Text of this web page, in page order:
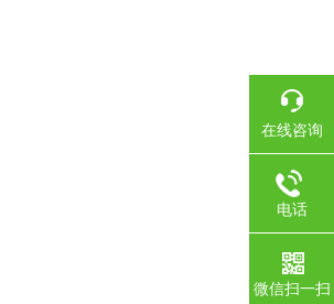
在线咨询
电话
微信扫一扫